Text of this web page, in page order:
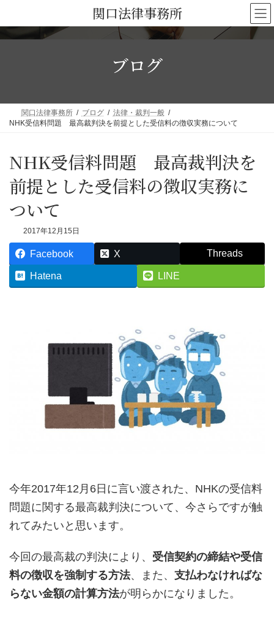
テ
ッ
ゲ
移
関口法律事務所
ブログ
関口法律事務所 ブログ
法律・裁判一般
NHK受信料問題 最高裁判決を前提とした受信料の徴収実務について
NHK受信料問題 最高裁判決を
前提とした受信料の徴収実務に
ついて
2017年12月15日
Facebook X Threads
Hatena LINE
今年2017年12月6日に言い渡された、NHKの受信料
問題に関する最高裁判決について、今さらですが触
れてみたいと思います。
今回の最高裁の判決により、 受信契約の締結や受信
料の徴収を強制する方法、また、 支払わなければな
らない金額の計算方法が明らかになりました。